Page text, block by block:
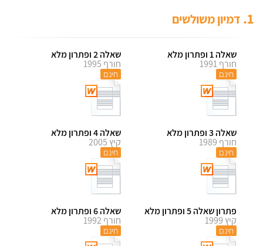
1. דמיון משולשים
שאלה 1 ופתרון מלא
חורף 1991
חינם
שאלה 2 ופתרון מלא
חורף 1995
חינם
שאלה 3 ופתרון מלא
חורף 1989
חינם
שאלה 4 ופתרון מלא
קיץ 2005
חינם
פתרון שאלה 5 ופתרון מלא
קיץ 1999
חינם
שאלה 6 ופתרון מלא
חורף 1992
חינם